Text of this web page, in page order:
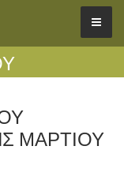
ΜΑΡΤΊΟΥ